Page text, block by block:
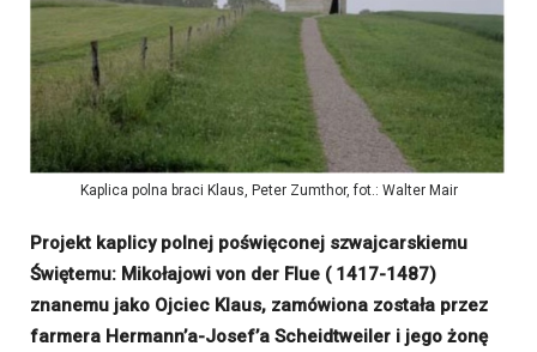
Kaplica polna braci Klaus, Peter Zumthor, fot.: Walter Mair
Projekt kaplicy polnej poświęconej szwajcarskiemu
Świętemu: Mikołajowi von der Flue ( 1417-1487)
znanemu jako Ojciec Klaus, zamówiona została przez
farmera Hermann’a-Josef’a Scheidtweiler i jego żonę